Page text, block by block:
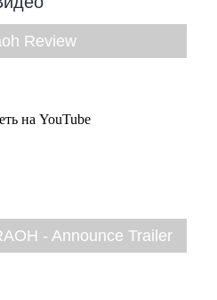
Review
- Announce Trailer